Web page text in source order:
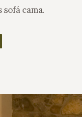
cama.